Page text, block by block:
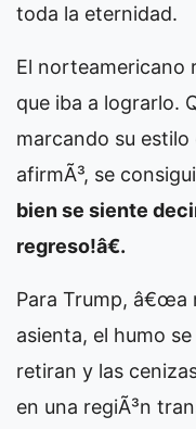
toda la eternidad.
El norteamericano
que iba a lograrlo.
marcando su
afirmÃ³, se
bien se siente
regreso!â€.
Para Trump, â€œa
asienta, el humo
retiran y las
en una regiÃ³n